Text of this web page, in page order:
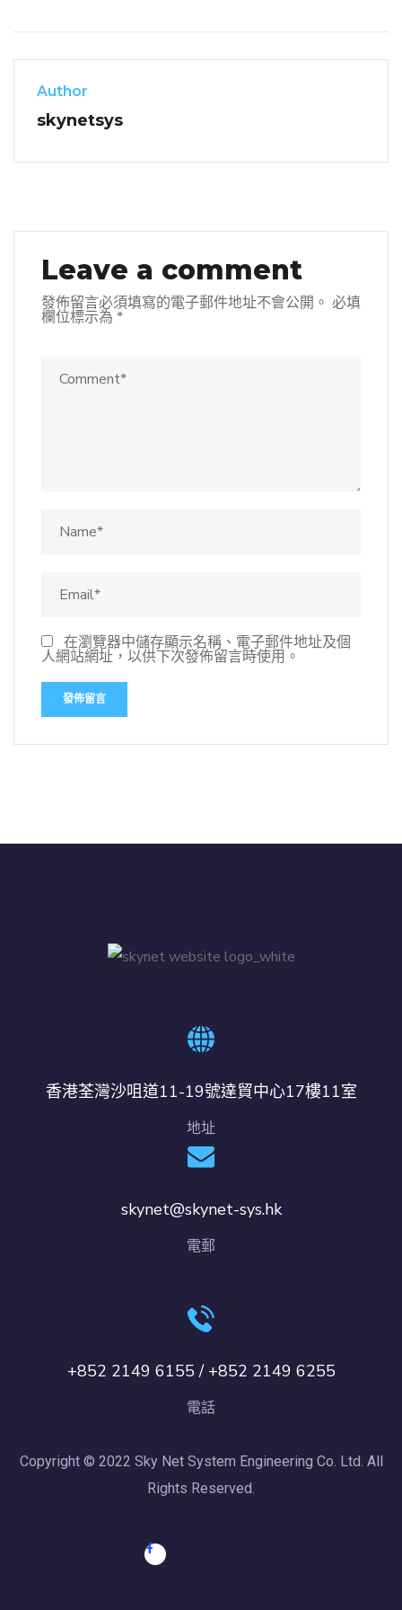
Author
skynetsys
Leave a comment
發佈留言必須填寫的電子郵件地址不會公開。 必填
欄位標示為 *
在瀏覽器中儲存顯示名稱、電子郵件地址及個
人網站網址，以供下次發佈留言時使用。
香港荃灣沙咀道11-19號達貿中心17樓11室
地址
skynet@skynet-sys.hk
電郵
+852 2149 6155 / +852 2149 6255
電話
Copyright © 2022 Sky Net System Engineering Co. Ltd. All
Rights Reserved.